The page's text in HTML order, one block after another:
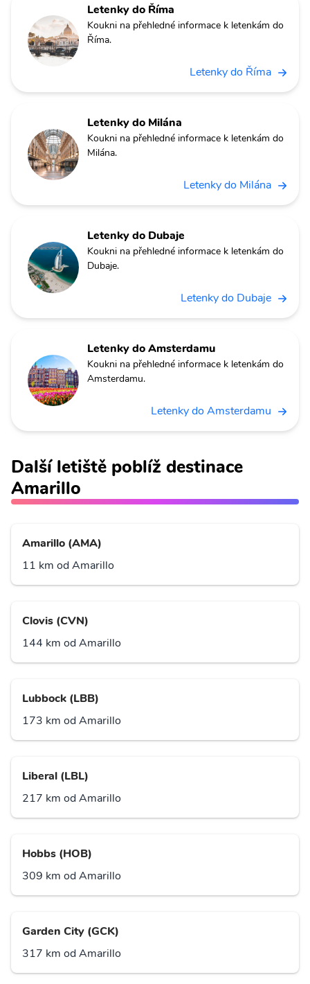
Letenky do Říma
Koukni na přehledné informace k letenkám do
Říma.
Letenky do Říma
Letenky do Milána
Koukni na přehledné informace k letenkám do
Milána.
Letenky do Milána
Letenky do Dubaje
Koukni na přehledné informace k letenkám do
Dubaje.
Letenky do Dubaje
Letenky do Amsterdamu
Koukni na přehledné informace k letenkám do
Amsterdamu.
Letenky do Amsterdamu
Další letiště poblíž destinace
Amarillo
Amarillo (AMA)
11 km od Amarillo
Clovis (CVN)
144 km od Amarillo
Lubbock (LBB)
173 km od Amarillo
Liberal (LBL)
217 km od Amarillo
Hobbs (HOB)
309 km od Amarillo
Garden City (GCK)
317 km od Amarillo